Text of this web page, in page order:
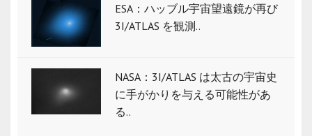
ESA：ハッブル宇宙望遠鏡が再び
3I/ATLAS を観測..
NASA：3I/ATLAS は太古の宇宙史
に手がかりを与える可能性があ
る..